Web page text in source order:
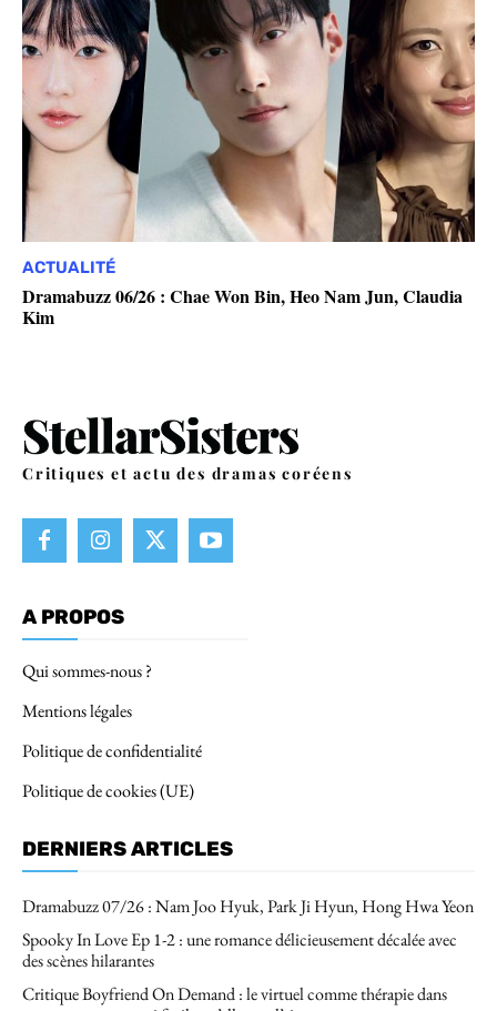
ACTUALITÉ
Dramabuzz 06/26 : Chae Won Bin, Heo Nam Jun, Claudia
Kim
Critiques et actu des dramas coréens
A PROPOS
Qui sommes-nous ?
Mentions légales
Politique de confidentialité
Politique de cookies (UE)
DERNIERS ARTICLES
Dramabuzz 07/26 : Nam Joo Hyuk, Park Ji Hyun, Hong Hwa Yeon
Spooky In Love Ep 1-2 : une romance délicieusement décalée avec
des scènes hilarantes
Critique Boyfriend On Demand : le virtuel comme thérapie dans